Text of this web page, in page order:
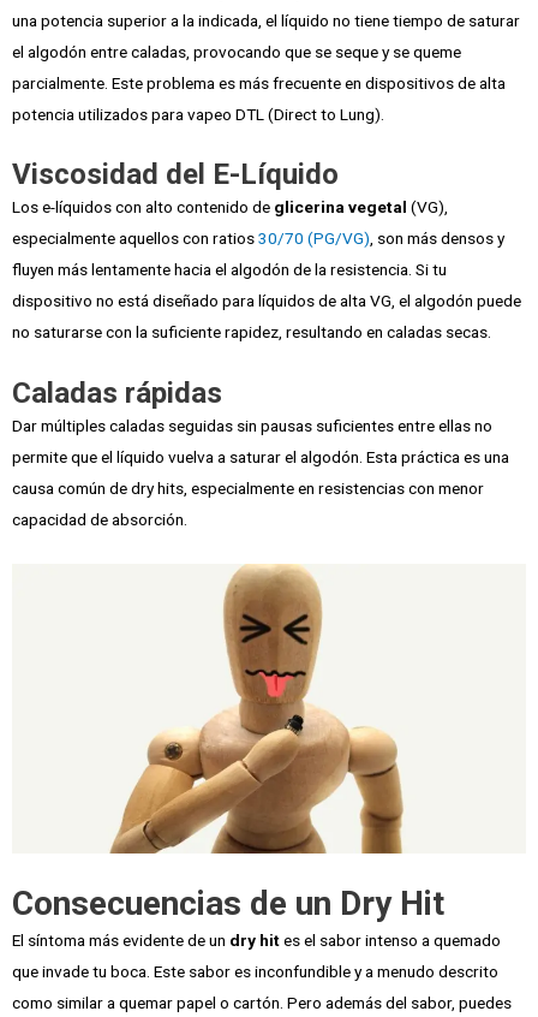
una potencia superior a la indicada, el líquido no tiene tiempo de saturar
el algodón entre caladas, provocando que se seque y se queme
parcialmente. Este problema es más frecuente en dispositivos de alta
potencia utilizados para vapeo DTL (Direct to Lung).
Viscosidad del E-Líquido
Los e-líquidos con alto contenido de glicerina vegetal (VG),
especialmente aquellos con ratios30/70 (PG/VG), son más densos y
fluyen más lentamente hacia el algodón de la resistencia. Si tu
dispositivo no está diseñado para líquidos de alta VG, el algodón puede
no saturarse con la suficiente rapidez, resultando en caladas secas.
Caladas rápidas
Dar múltiples caladas seguidas sin pausas suficientes entre ellas no
permite que el líquido vuelva a saturar el algodón. Esta práctica es una
causa común de dry hits, especialmente en resistencias con menor
capacidad de absorción.
Consecuencias de un Dry Hit
El síntoma más evidente de un dry hites el sabor intenso a quemado
que invade tu boca. Este sabor es inconfundible y a menudo descrito
como similar a quemar papel o cartón. Pero además del sabor, puedes